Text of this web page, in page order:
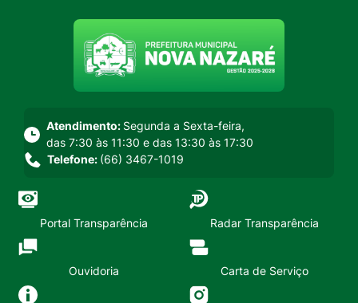
Seção do menu principal
Atendimento: Segunda a Sexta-feira,
das 7:30 às 11:30 e das 13:30 às 17:30
Telefone: (66) 3467-1019
Portal Transparência Radar Transparência
Ouvidoria Carta de Serviço